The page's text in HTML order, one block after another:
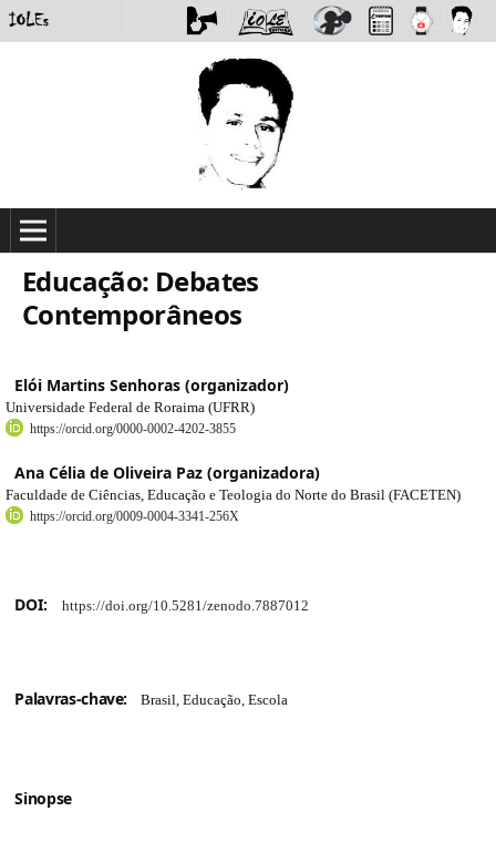
Educação: Debates
Contemporâneos
Elói Martins Senhoras (organizador)
Universidade Federal de Roraima (UFRR)
https://orcid.org/0000-0002-4202-3855
Ana Célia de Oliveira Paz (organizadora)
Faculdade de Ciências, Educação e Teologia do Norte do Brasil (FACETEN)
https://orcid.org/0009-0004-3341-256X
DOI: https://doi.org/10.5281/zenodo.7887012
Palavras-chave: Brasil, Educação, Escola
Sinopse